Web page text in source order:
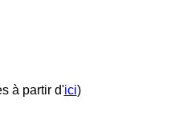
à partir d'ici)